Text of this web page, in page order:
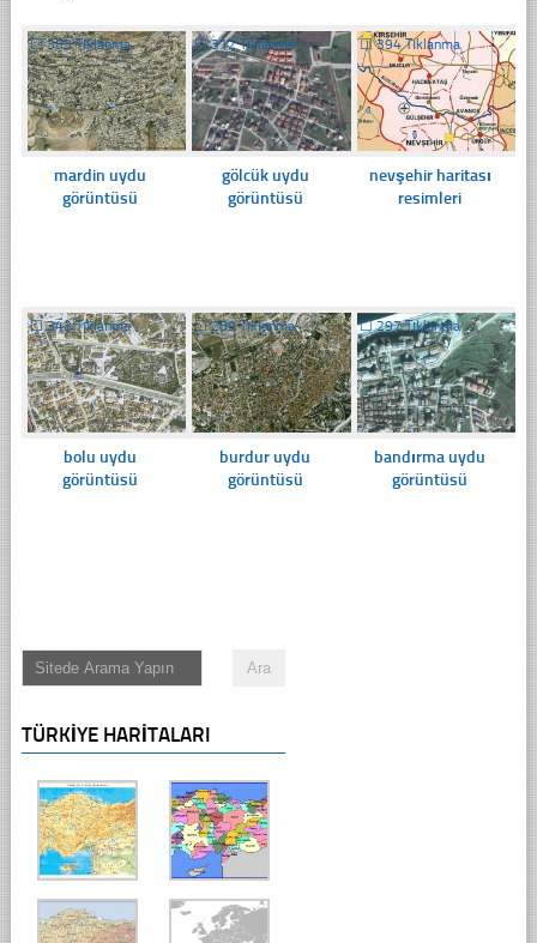
☐353 Tıklanma
mardin uydu
görüntüsü
☐312 Tıklanma
gölcük uydu
görüntüsü
☐394 Tıklanma
nevşehir haritası
resimleri
☐343 Tıklanma
bolu uydu
görüntüsü
☐289 Tıklanma
burdur uydu
görüntüsü
☐297 Tıklanma
bandırma uydu
görüntüsü
TÜRKIYE HARITALARI